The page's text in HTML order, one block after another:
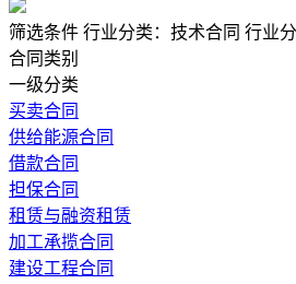
筛选条件 行业分类： 技术合同 行业分
合同类别
一级分类
买卖合同
供给能源合同
借款合同
担保合同
租赁与融资租赁
加工承揽合同
建设工程合同